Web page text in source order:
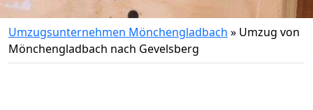
Umzugsunternehmen Mönchengladbach » Umzug von
Mönchengladbach nach Gevelsberg